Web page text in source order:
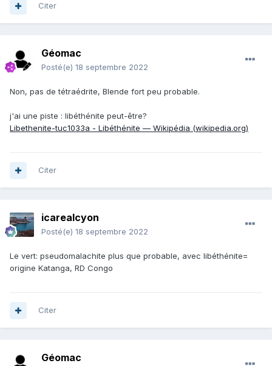
Citer
Géomac
Posté(e) 18 septembre 2022
Non, pas de tétraédrite, Blende fort peu probable.
j'ai une piste : libéthénite peut-être?
Libethenite-tuc1033a - Libéthénite — Wikipédia (wikipedia.org)
Citer
icarealcyon
Posté(e) 18 septembre 2022
Le vert: pseudomalachite plus que probable, avec libéthénite=
origine Katanga, RD Congo
Citer
Géomac